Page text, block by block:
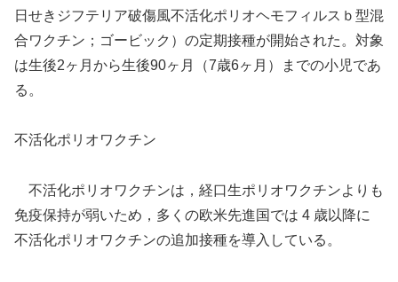
日せきジフテリア破傷風不活化ポリオヘモフィルスｂ型混
合ワクチン；ゴービック）の定期接種が開始された。対象
は生後2ヶ月から生後90ヶ月（7歳6ヶ月）までの小児であ
る。
不活化ポリオワクチン
不活化ポリオワクチンは，経口生ポリオワクチンよりも
免疫保持が弱いため，多くの欧米先進国では 4 歳以降に
不活化ポリオワクチンの追加接種を導入している。